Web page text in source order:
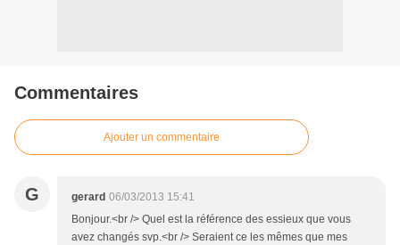
Commentaires
Ajouter un commentaire
G gerard 06/03/2013 15:41
Bonjour.<br /> Quel est la référence des essieux que vous
avez changés svp.<br /> Seraient ce les mêmes que mes